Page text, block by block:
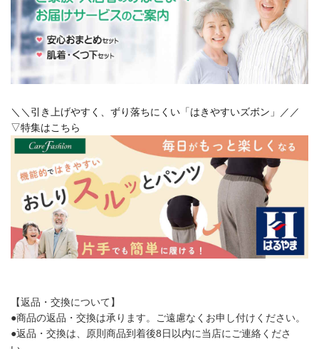
＼＼引き上げやすく、ずり落ちにくい「はきやすいズボン」／／
▽特集はこちら
【返品・交換について】
●商品の返品・交換は承ります。ご遠慮なくお申し付けください。
●返品・交換は、原則商品到着後8日以内に当店にご連絡くださ